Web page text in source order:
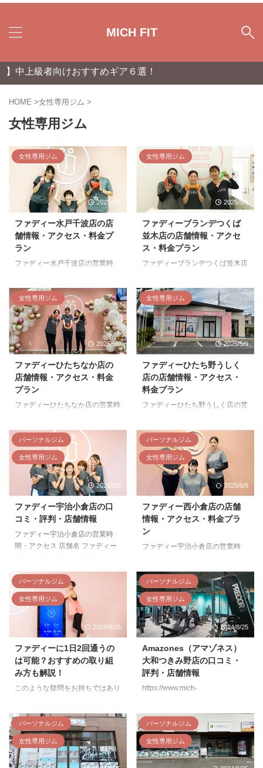
MICH FIT
上級者向けおすすめギア６選！
HOME >女性専用ジム >
女性専用ジム
女性専用ジム
2025/5/9
ファディー水戸千波店の店
舗情報・アクセス・料金プ
ラン
ファディー水戸千波店の営業時
水戸千波店 住所 茨城県水戸市笠
原町1102−5 アクセス 水戸駅から
車で15分 原西バス停・緑丘高校
入口バス停より徒歩5分 営業時間
5:00～23:00 【スタッフ対応・電
話受付時間】 [平日／土曜]9:00～
18:00 [日曜／祝日]無人営業 電話
番号 029-297-7111 設備 更衣
室・ロッカー：あり 有料シュー
ズロッカー：あり 洗面台：あり
駐車場／駐輪場あり ファディー
回 ...
女性専用ジム
2025/5/9
ファディーブランデつくば
並木店の店舗情報・アクセ
ス・料金プラン
ファディーブランデつくば並木店
ァディーブランデつくば並木店
住所 茨城県つくば市並木4丁目
3−2 ブランデつくば並木内 アク
セス つくばエクスプレス（TX）
つくば駅より車で10分 営業時間
5:00～23:00 【スタッフ対応・電
話受付時間】 [平日／土曜]10:00
～19:00 [土曜]9:00～18:00 [日曜
／祝日]無人営業 電話番号 029-
869-6565 設備 更衣室・ロッカ
ー：あり 有料シューズロッカ
女性専用ジム
2025/5/9
ファディーひたちなか店の
店舗情報・アクセス・料金
プラン
ファディーひたちなか店の営業時
なか市東石川2751−15 アクセス
雷神前バス停徒歩1分 営業時間
5:00～23:00 【スタッフ対応・電
話受付時間】 [平日／土曜]9:00～
18:00 [日曜／祝日]無人営業 電話
番号 029-229-0905 設備 更衣
室・ロッカー：あり 有料シュー
ズロッカー：あり 洗面台：あり
ファディーひたちなか店の口コミ
評判 綺麗で広くて使いやすいで
いと ...
女性専用ジム
2025/5/9
ファディーひたち野うしく
店の店舗情報・アクセス・
料金プラン
ファディーひたち野うしく店の営
ィーひたち野うしく店 住所 茨城
県牛久市ひたち野東5-8-4 アクセ
ス ＪＲひたち野うしく駅 東口 徒
歩６分 営業時間 5:00～23:00
【スタッフ対応・電話受付時間】
[平日]10:00～19:00 [土曜]9:00～
18:00 [日曜／祝日]無人営業 電話
番号 029-897-3288 設備 更衣
室・ロッカー：あり 有料シュー
ズロッカー：あり 洗面台：あり
駐車場：あり 駐輪場：なし ファ
パーソナルジム
女性専用ジム
2025/5/9
ファディー宇治小倉店の口
コミ・評判・店舗情報
ファディー宇治小倉店の営業時
間・アクセス 店舗名 ファディー
アクセス 近畿日本鉄道京都線 小
倉駅 徒歩1分 営業時間 5:00～
23:00 【スタッフ対応・電話受付
時間】 [平日]10:00～19:00 [土
曜]9:00～18:00 [日曜／祝日]無人
営業 電話番号 0774-20-5110 設
備 更無料駐輪場：あり 更衣室・
ロッカー： あり 化粧台・洗面
台： あり 有料シューズロッカ
ー：あり ファディー宇治小倉店
パーソナルジム
女性専用ジム
2025/5/9
ファディー西小倉店の店舗
情報・アクセス・料金プラ
ン
ファディー宇治小倉店の営業時
西小倉店 住所 福岡県北九州市小
倉北区室町2丁目1-8 1F アクセス
・JR西小倉駅 徒歩7分 ・室町・
リバーウォークバス停 徒歩1分
駐車場：裏にコインパーキングあ
り 駐輪場：あり 営業時間 5:00～
23:00 【スタッフ対応・電話受付
時間】 [平日]10:00～19:00 [土
曜]9:00～18:00 [日曜／祝日]無人
営業 電話番号 090-2502-4154 設
備 駐輪場：あり 駐車場：裏にコ
パーソナルジム
女性専用ジム
2024/8/25
ファディーに1日2回通うの
は可能？おすすめの取り組
み方も解説！
このような疑問をお持ちではあり
ディーに1日2回通うのは可能で
すが、より効率的な取り組み方を
ファディーを体験した私が解説し
ていきます。 ファディーに1日2
回通うのは可能か？ ファディー
パーソナルジム
女性専用ジム
2024/8/25
Amazones（アマゾネス）
大和つきみ野店の口コミ・
評判・店舗情報
https://www.mich-
ネス 大和つきみ野店の営業時
間・アクセス 店舗名 アマゾネス
大和つきみ野店 住所 神奈川県大
和市林間2丁目20-26 SunVillage
南林間 1階 アクセス 小田急江ノ
パーソナルジム
女性専用ジム
パーソナルジム
女性専用ジム